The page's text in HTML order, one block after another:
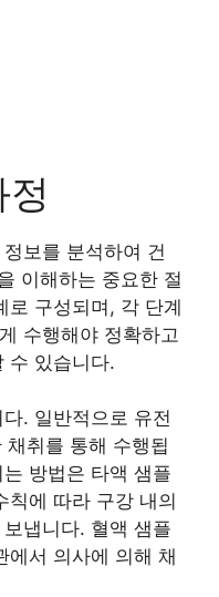
보를 분석하여 건
이해하는 중요한 절
로 구성되며, 각 단계
수행해야 정확하고
수 있습니다.
. 일반적으로 유전
취를 통해 수행됩
방법은 타액 샘플
칙에 따라 구강 내의
냅니다. 혈액 샘플
에서 의사에 의해 채